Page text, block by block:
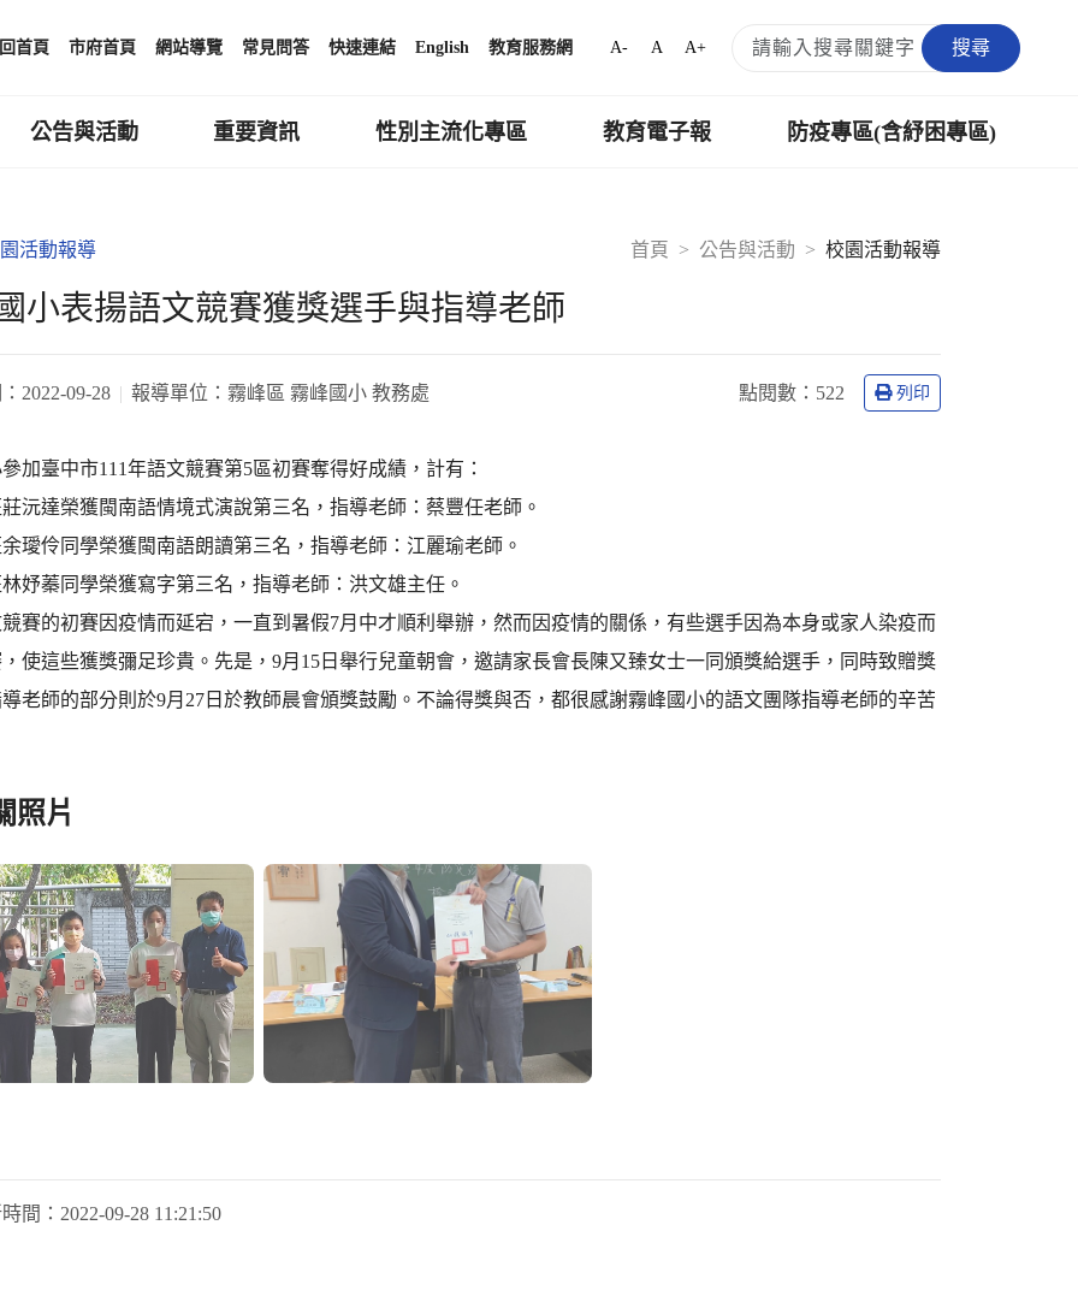
回首頁 市府首頁 網站導覽 常見問答 快速連結 English 教育服務網 A- A A+ 搜尋
公告與活動 重要資訊 性別主流化專區 教育電子報 防疫專區(含紓困專區)
首頁 公告與活動 校園活動報導
活動報導
小表揚語文競賽獲獎選手與指導老師
2022-09-28 報導單位： 霧峰區 霧峰國小 教務處 點閱數： 522 列印
加臺中市111年語文競賽第5區初賽奪得好成績，計有：
沅達榮獲閩南語情境式演說第三名，指導老師：蔡豐任老師。
璦伶同學榮獲閩南語朗讀第三名，指導老師：江麗瑜老師。
妤蓁同學榮獲寫字第三名，指導老師：洪文雄主任。
賽的初賽因疫情而延宕，一直到暑假7月中才順利舉辦，然而因疫情的關係，有些選手因為本身或家人染疫而
使這些獲獎彌足珍貴。先是，9月15日舉行兒童朝會，邀請家長會長陳又臻女士一同頒獎給選手，同時致贈獎
老師的部分則於9月27日於教師晨會頒獎鼓勵。不論得獎與否，都很感謝霧峰國小的語文團隊指導老師的辛苦
照片
間： 2022-09-28 11:21:50